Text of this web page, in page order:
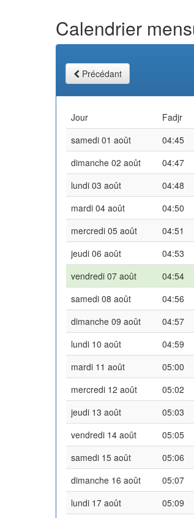
Calendrier
Précédant
Jour Fadjr
samedi 01 août
04:45
dimanche 02 août
04:47
lundi 03 août
04:48
mardi 04 août
04:50
mercredi 05 août
04:51
jeudi 06 août
04:53
vendredi 07 août
04:54
samedi 08 août
04:56
dimanche 09 août
04:57
lundi 10 août
04:59
mardi 11 août
05:00
mercredi 12 août
05:02
jeudi 13 août
05:03
vendredi 14 août
05:05
samedi 15 août
05:06
dimanche 16 août
05:07
lundi 17 août
05:09